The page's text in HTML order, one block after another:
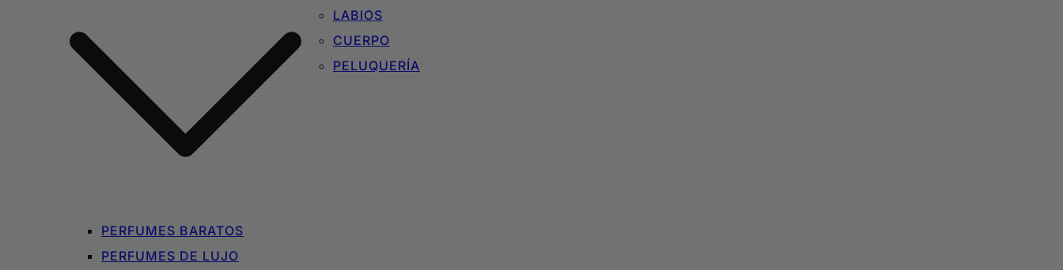
PERFUMES BARATOS
PERFUMES DE LUJO
LABIOS
CUERPO
PELUQUERÍA